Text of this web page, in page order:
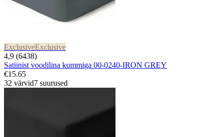
ExclusiveExclusive
4,9 (6438)
Satiinist voodilina kummiga 00-0240-IRON GREY
€15.65
32 värvid7 suurused